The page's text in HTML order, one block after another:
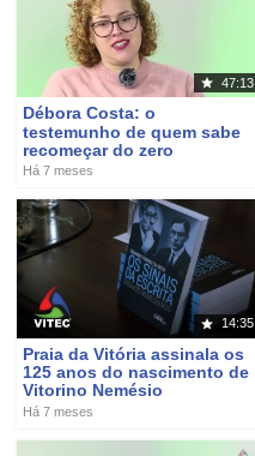
47:13
Débora Costa: o
testemunho de quem sabe
recomeçar do zero
Há 7 meses
14:35
Praia da Vitória assinala os
125 anos do nascimento de
Vitorino Nemésio
Há 7 meses